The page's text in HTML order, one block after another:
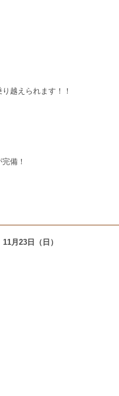
越えられます！！
備！
月23日（日）